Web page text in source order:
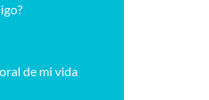
de mi vida